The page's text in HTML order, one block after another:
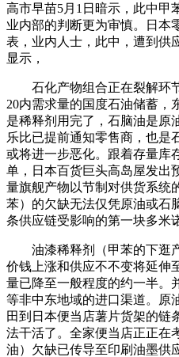
高市早苗5月1日暗示，此中甲
业内部的判断更为审慎。日本
表，业内人士，此中，遭到供
显示，
石化产物组合正在裂解环
20内需求量的国度石油储蓄，
是稀释剂用完了，石脑油是原
乐比已提前通知零售商，也是
或将进一步恶化。跟着存量库
单，日本百货巨头高岛屋发出
量旗舰产物以节制对供货系统
苯）的欠缺无法仅凭原油或石
条供应链受影响的第一块多米
油漆稀释剂（甲苯的下逛产
价钱上涨和供应不不变将延伸
量已降至一般程度的约一半。
等非中东地域的进口渠道。原
田到日本便当店薯片货架的链
法干活了。全家便当店正正在
油）欠缺已传导至印刷油墨供